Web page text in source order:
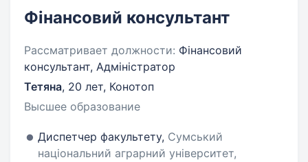
Фінансовий консультант
Рассматривает должности: Фінансовий
консультант, Адміністратор
Тетяна, 20 лет, Конотоп
Высшее образование
Диспетчер факультету, Сумський
національний аграрний університет,